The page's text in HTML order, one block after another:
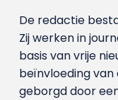
De redactie
Zij werken in
basis van vrije
beïnvloeding van
geborgd door